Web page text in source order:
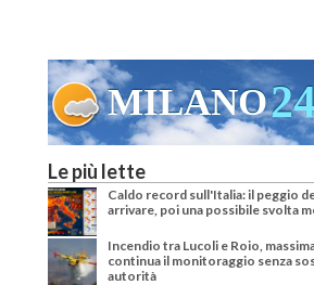
MILANO
Le più lette
Caldo record sull'Italia: il peggio
arrivare, poi una possibile svolta
Incendio tra Lucoli e Roio,
continua il monitoraggio senza
autorità